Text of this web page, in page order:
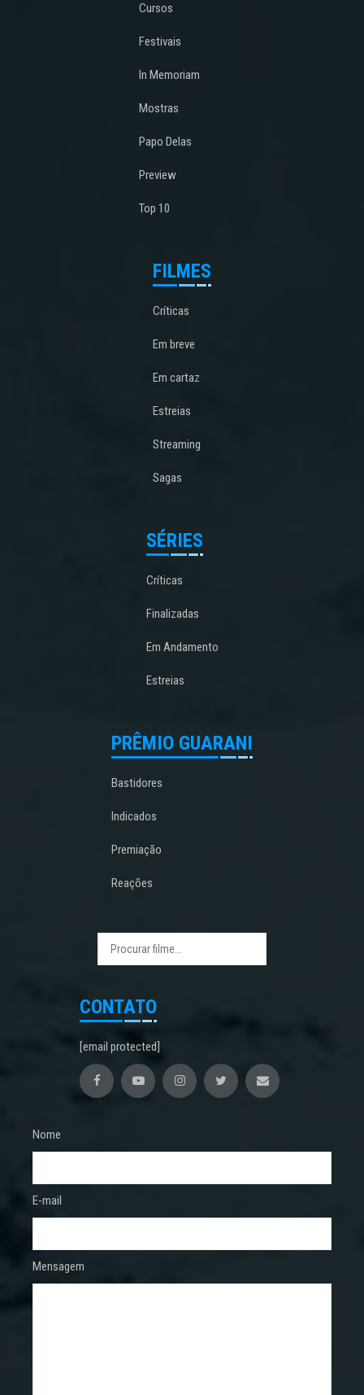
Cursos
Festivais
In Memoriam
Mostras
Papo Delas
Preview
Top 10
FILMES
Críticas
Em breve
Em cartaz
Estreias
Streaming
Sagas
SÉRIES
Críticas
Finalizadas
Em Andamento
Estreias
PRÊMIO GUARANI
Bastidores
Indicados
Premiação
Reações
CONTATO
[email protected]
Nome
E-mail
Mensagem